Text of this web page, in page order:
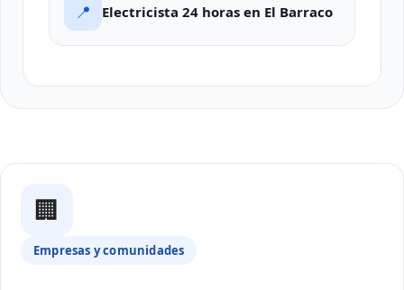
📍 Electricista 24 horas en El Barraco
🏢
Empresas y comunidades